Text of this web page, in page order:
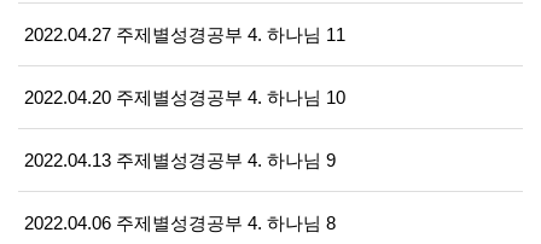
2022.04.27 주제별성경공부 4. 하나님 11
2022.04.20 주제별성경공부 4. 하나님 10
2022.04.13 주제별성경공부 4. 하나님 9
2022.04.06 주제별성경공부 4. 하나님 8